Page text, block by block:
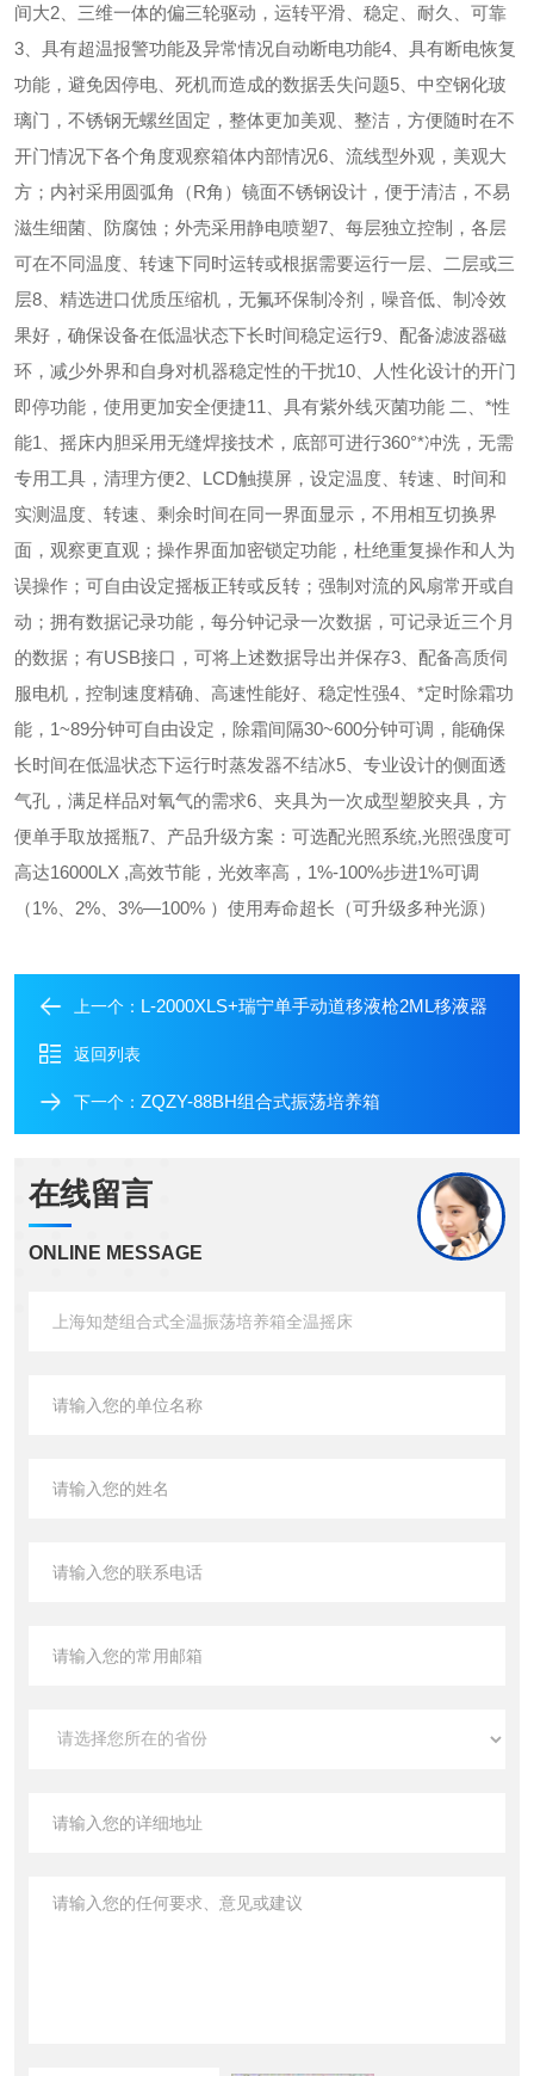
间大2、三维一体的偏三轮驱动，运转平滑、稳定、耐久、可靠
3、具有超温报警功能及异常情况自动断电功能4、具有断电恢复
功能，避免因停电、死机而造成的数据丢失问题5、中空钢化玻
璃门，不锈钢无螺丝固定，整体更加美观、整洁，方便随时在不
开门情况下各个角度观察箱体内部情况6、流线型外观，美观大
方；内衬采用圆弧角（R角）镜面不锈钢设计，便于清洁，不易
滋生细菌、防腐蚀；外壳采用静电喷塑7、每层独立控制，各层
可在不同温度、转速下同时运转或根据需要运行一层、二层或三
层8、精选进口优质压缩机，无氟环保制冷剂，噪音低、制冷效
果好，确保设备在低温状态下长时间稳定运行9、配备滤波器磁
环，减少外界和自身对机器稳定性的干扰10、人性化设计的开门
即停功能，使用更加安全便捷11、具有紫外线灭菌功能 二、*性
能1、摇床内胆采用无缝焊接技术，底部可进行360°*冲洗，无需
专用工具，清理方便2、LCD触摸屏，设定温度、转速、时间和
实测温度、转速、剩余时间在同一界面显示，不用相互切换界
面，观察更直观；操作界面加密锁定功能，杜绝重复操作和人为
误操作；可自由设定摇板正转或反转；强制对流的风扇常开或自
动；拥有数据记录功能，每分钟记录一次数据，可记录近三个月
的数据；有USB接口，可将上述数据导出并保存3、配备高质伺
服电机，控制速度精确、高速性能好、稳定性强4、*定时除霜功
能，1~89分钟可自由设定，除霜间隔30~600分钟可调，能确保
长时间在低温状态下运行时蒸发器不结冰5、专业设计的侧面透
气孔，满足样品对氧气的需求6、夹具为一次成型塑胶夹具，方
便单手取放摇瓶7、产品升级方案：可选配光照系统,光照强度可
高达16000LX ,高效节能，光效率高，1%-100%步进1%可调
（1%、2%、3%—100% ）使用寿命超长（可升级多种光源）
上一个： L-2000XLS+瑞宁单手动道移液枪2ML移液器
返回列表
下一个： ZQZY-88BH组合式振荡培养箱
在线留言
ONLINE MESSAGE